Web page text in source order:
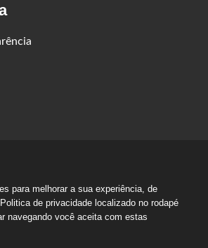
para melhorar a sua experiência, de
de privacidade localizado no rodapé
navegando você aceita com estas
DE CAMPESTRE DO
direitos reservados.